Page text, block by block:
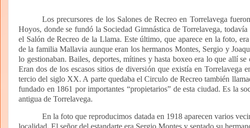
Los precursores de los Salones de Recreo en Torrelavega
Hoyos, donde se fundó la Sociedad Gimnástica de Torrelavega,
el Salón de Recreo de la Llama. Este último, que aparece en la foto,
de la familia Mallavia aunque eran los hermanos Montes, Sergio y
lo gestionaban. Bailes, deportes, mítines y hasta boxeo era lo que allí se
Eran dos de los escasos sitios de diversión que existía en Torrelavega
tercio del siglo XX. A parte quedaba el Circulo de Recreo también
fundado en 1861 por importantes “propietarios” de esta ciudad. Es la
antigua de Torrelavega.
En la foto que reproducimos datada en 1918 aparecen varios
localidad. El señor del estandarte era Sergio Montes y sentado su